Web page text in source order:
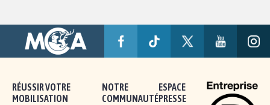
RÉUSSIR VOTRE
MOBILISATION
NOTRE
COMMUNAUTÉ
ESPACE
PRESSE